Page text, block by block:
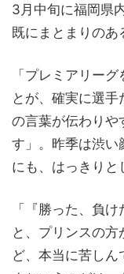
3月中旬に福岡県
既にまとまりのあ
「プレミアリー
とが、確実に選
の言葉が伝わりや
す」。昨季は渋い
にも、はっきりと
「『勝った、負
と、プリンスの
ど、本当に苦しん